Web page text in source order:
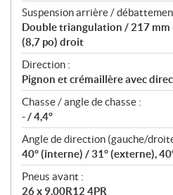
Suspension arrière /
Double triangulation / 217 mm
(8,7 po) droit
Direction :
Pignon et crémaillère avec
Chasse / angle de chasse :
- / 4,4°
Angle de direction (gauche/
40° (interne) / 31° (externe),
Pneus avant :
26 x 9,00R12 4PR